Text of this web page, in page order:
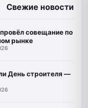
Свежие новости
совещание по
рынке
День строителя —